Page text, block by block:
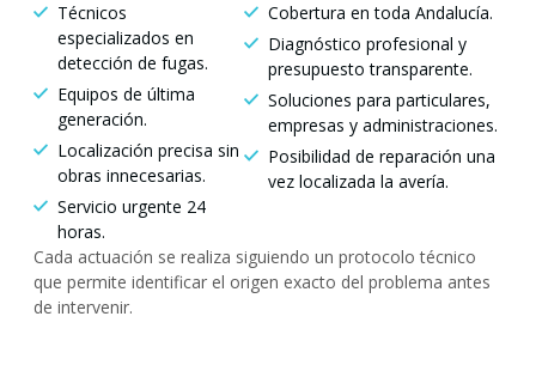
Técnicos
especializados en
detección de fugas.
Equipos de última
generación.
Localización precisa sin
obras innecesarias.
Servicio urgente 24
horas.
Cobertura en toda Andalucía.
Diagnóstico profesional y
presupuesto transparente.
Soluciones para particulares,
empresas y administraciones.
Posibilidad de reparación una
vez localizada la avería.
Cada actuación se realiza siguiendo un protocolo técnico
que permite identificar el origen exacto del problema antes
de intervenir.